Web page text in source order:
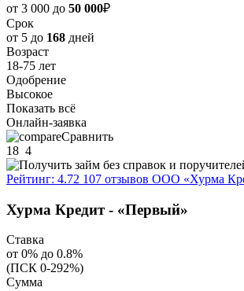
от 3 000 до 50 000₽
Срок
от 5 до 168 дней
Возраст
18-75 лет
Одобрение
Высокое
Показать всё
Онлайн-заявка
Сравнить
18 4
Рейтинг: 4.72 107 отзывов ООО «Хурма
Хурма Кредит - «Первый»
Ставка
от 0% до 0.8%
(ПСК 0-292%)
Сумма